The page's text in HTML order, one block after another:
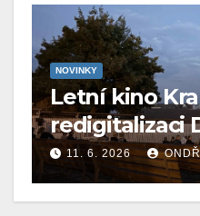
NOVINKY
Letní kino
redigitalizaci
11. 6. 2026